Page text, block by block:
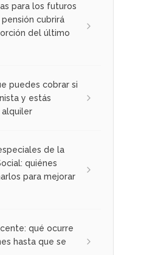
para los futuros
cubrirá
del último
puedes cobrar si
y estás
de la
quiénes
para mejorar
qué ocurre
hasta que se